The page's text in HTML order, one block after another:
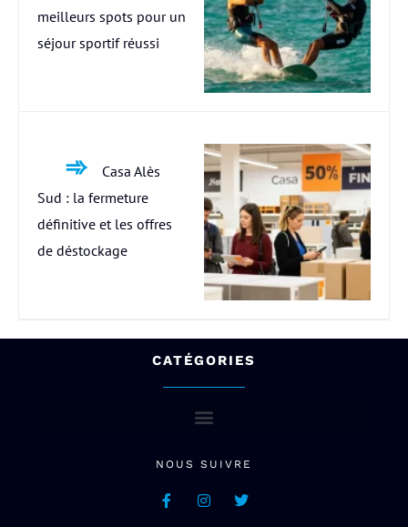
meilleurs spots pour un
séjour sportif réussi
Casa Alès
Sud : la fermeture
définitive et les offres
de déstockage
CATÉGORIES
NOUS SUIVRE